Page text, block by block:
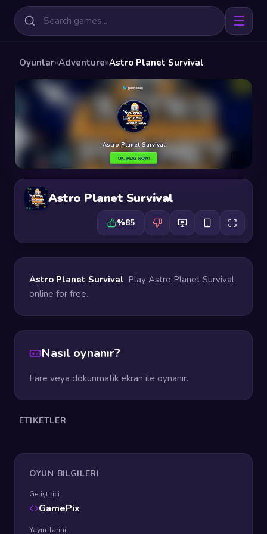
Oyunlar»Adventure»Astro Planet Survival
Astro Planet Survival
%85
Astro Planet Survival, Play Astro Planet Survival
online for free.
Nasıl oynanır?
Fare veya dokunmatik ekran ile oynanır.
ETIKETLER
OYUN BILGILERI
Geliştirici
GamePix
Yayın Tarihi